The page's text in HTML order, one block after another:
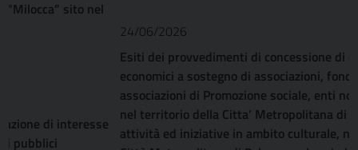
Esiti dei provvedimenti di concessione di contributi
economici a sostegno di associazioni, fondazioni,
associazioni di Promozione sociale, enti no profit con sede
nel territorio della Citta’ Metropolitana di Palermo per
attività ed iniziative in ambito culturale, nel territorio della